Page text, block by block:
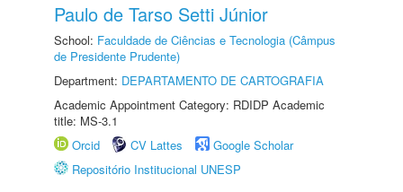
Paulo de Tarso Setti Júnior
School: Faculdade de Ciências e Tecnologia (Câmpus
de Presidente Prudente)
Department: DEPARTAMENTO DE CARTOGRAFIA
Academic Appointment Category: RDIDP Academic
title: MS-3.1
Orcid
CV Lattes
Google Scholar
Repositório Institucional UNESP